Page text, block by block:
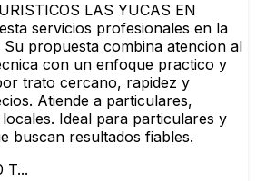
LAS YUCAS EN
servicios profesionales en la
Su propuesta combina atencion al
con un enfoque practico y
trato cercano, rapidez y
Atiende a particulares,
Ideal para particulares y
buscan resultados fiables.
T...